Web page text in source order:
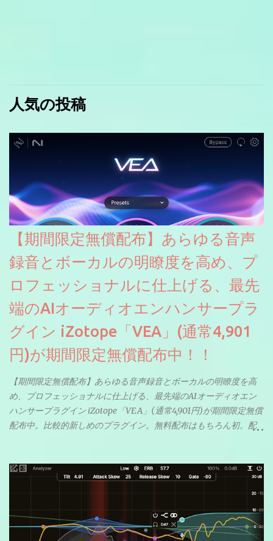
人気の投稿
【期間限定無償配布】あらゆる音声
録音とボーカルの明瞭度を高め、プ
ロフェッショナルに仕上げる、最先
端のAIオーディオエンハンサープラ
グイン iZotope「VEA」(通常4,901
円)が期間限定無償配布中！！
【期間限定無償配布】あらゆる音声録音とボーカルの明瞭度を高
め、プロフェッショナルに仕上げる、最先端のAIオーディオエン
ハンサープラグイン iZotope「VEA」(通常4,901円)が期間限定無償
配布中。比較的新しめのプラグイン。無料配布はもちろん初。配